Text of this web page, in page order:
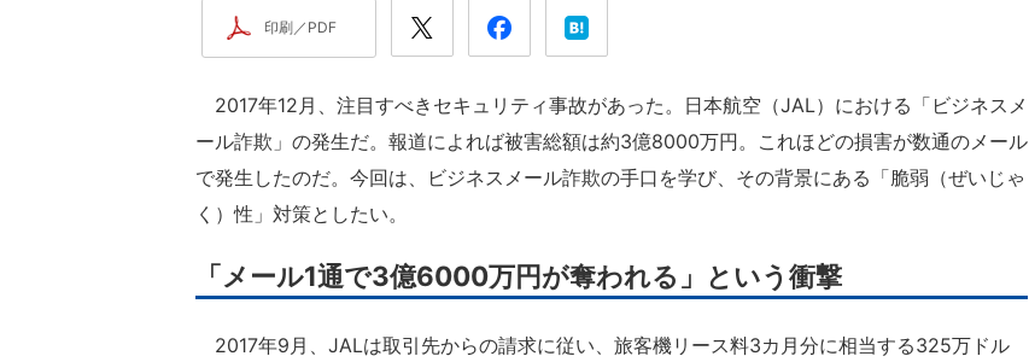
印刷／PDF
2017年12月、注目すべきセキュリティ事故があった。日本航空（JAL）における「ビジネスメ
ール詐欺」の発生だ。報道によれば被害総額は約3億8000万円。これほどの損害が数通のメール
で発生したのだ。今回は、ビジネスメール詐欺の手口を学び、その背景にある「脆弱（ぜいじゃ
く）性」対策としたい。
「メール1通で3億6000万円が奪われる」という衝撃
2017年9月、JALは取引先からの請求に従い、旅客機リース料3カ月分に相当する325万ドル